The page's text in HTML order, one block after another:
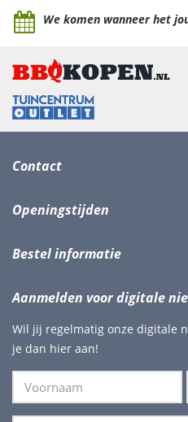
We komen wanneer het
Contact
Openingstijden
Bestel informatie
Aanmelden voor digitale
Wil jij regelmatig onze digitale
je dan hier aan!